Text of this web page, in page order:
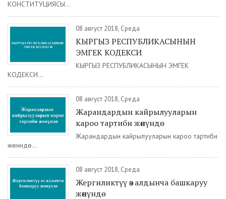
КОНСТИТУЦИЯСЫ...
08 август 2018, Среда
КЫРГЫЗ РЕСПУБЛИКАСЫНЫН
ЭМГЕК КОДЕКСИ
КЫРГЫЗ РЕСПУБЛИКАСЫНЫН ЭМГЕК
КОДЕКСИ...
08 август 2018, Среда
Жарандардын кайрылууларын
кароо тартиби жөнүндө
Жарандардын кайрылууларын кароо тартиби
жөнүндө...
08 август 2018, Среда
Жергиликтүү өз алдынча башкаруу
жөнүндө